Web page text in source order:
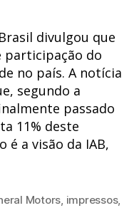
divulgou que
participação do
no país. A notícia
segundo a
passado
11% deste
é a visão da IAB,
Motors, impressos,